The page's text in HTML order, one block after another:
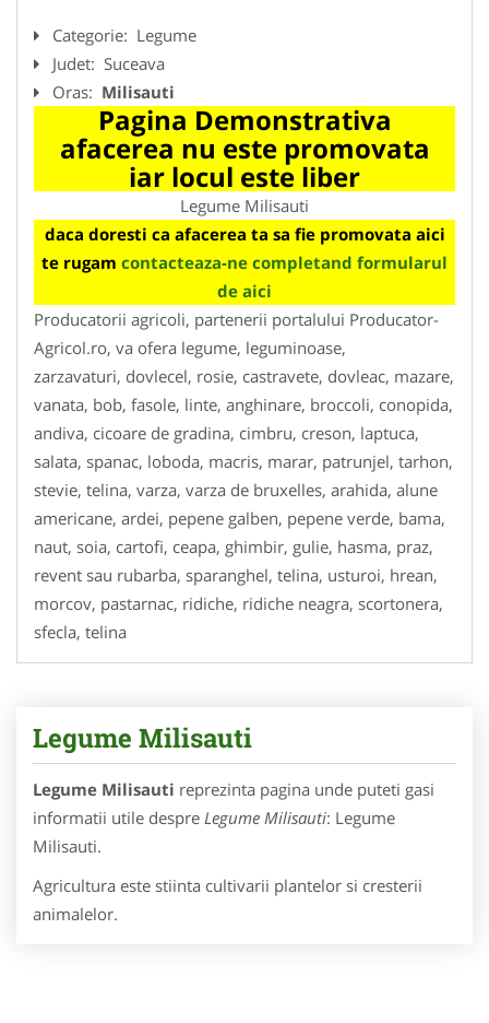
Categorie: Legume
Judet: Suceava
Oras: Milisauti
Pagina Demonstrativa
afacerea nu este promovata
iar locul este liber
Legume Milisauti
daca doresti ca afacerea ta sa fie promovata aici
te rugam contacteaza-ne completand formularul
de aici
Producatorii agricoli, partenerii portalului Producator-
Agricol.ro, va ofera legume, leguminoase,
zarzavaturi, dovlecel, rosie, castravete, dovleac, mazare,
vanata, bob, fasole, linte, anghinare, broccoli, conopida,
andiva, cicoare de gradina, cimbru, creson, laptuca,
salata, spanac, loboda, macris, marar, patrunjel, tarhon,
stevie, telina, varza, varza de bruxelles, arahida, alune
americane, ardei, pepene galben, pepene verde, bama,
naut, soia, cartofi, ceapa, ghimbir, gulie, hasma, praz,
revent sau rubarba, sparanghel, telina, usturoi, hrean,
morcov, pastarnac, ridiche, ridiche neagra, scortonera,
sfecla, telina
Legume Milisauti
Legume Milisauti reprezinta pagina unde puteti gasi
informatii utile despre Legume Milisauti: Legume
Milisauti.
Agricultura este stiinta cultivarii plantelor si cresterii
animalelor.